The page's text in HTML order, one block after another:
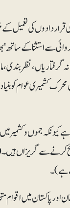
کی تعمیل
سے استثنا کے
گرفتاریاں،
کشمیری عوام کو
جموں و کشمیر
کرنے سے گریزاں
ہے)۔